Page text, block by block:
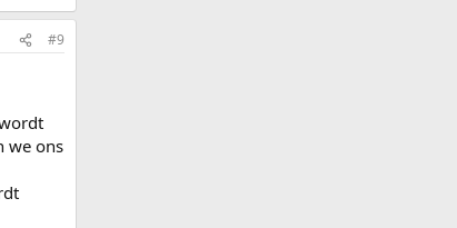
#9
we ons